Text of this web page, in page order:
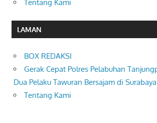
Tentang Kami
LAMAN
BOX REDAKSI
Gerak Cepat Polres Pelabuhan
Dua Pelaku Tawuran Bersajam di Surabaya
Tentang Kami